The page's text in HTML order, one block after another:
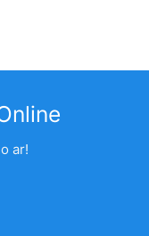
ar!